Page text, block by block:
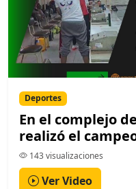
Deportes
En el complejo
realizó el
143 visualizaciones
Ver Video